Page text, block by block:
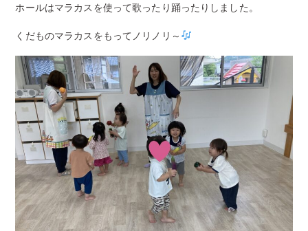
ホールはマラカスを使って歌ったり踊ったりしました。
くだものマラカスをもってノリノリ～